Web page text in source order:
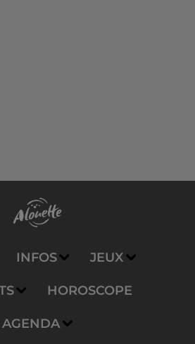
INFOS JEUX
HOROSCOPE
AGENDA